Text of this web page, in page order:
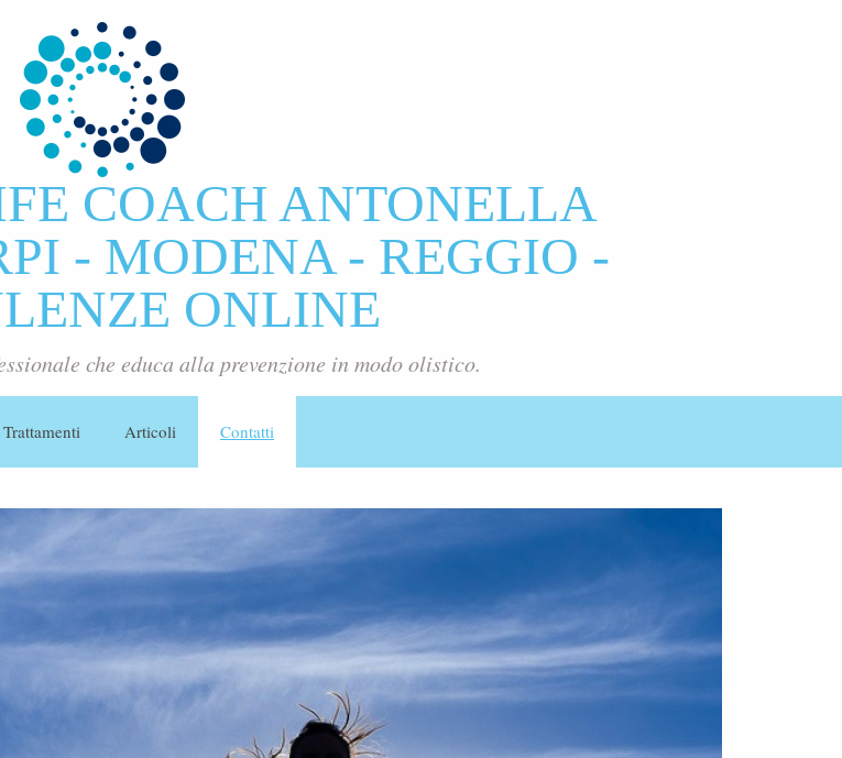
COACH ANTONELLA
- MODENA - REGGIO -
ONLINE
che educa alla prevenzione in modo olistico.
Trattamenti Articoli Contatti